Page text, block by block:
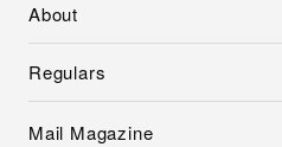
About
Regulars
Mail Magazine